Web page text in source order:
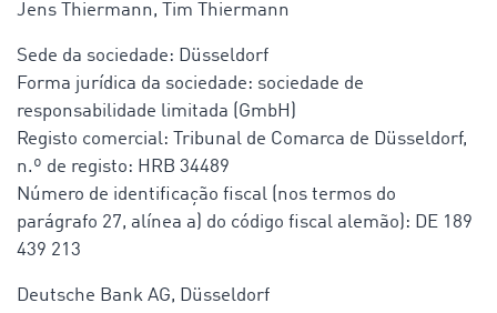
Jens Thiermann, Tim Thiermann
Sede da sociedade: Düsseldorf
Forma jurídica da sociedade: sociedade de
responsabilidade limitada (GmbH)
Registo comercial: Tribunal de Comarca de Düsseldorf,
n.º de registo: HRB 34489
Número de identificação fiscal (nos termos do
parágrafo 27, alínea a) do código fiscal alemão): DE 189
439 213
Deutsche Bank AG, Düsseldorf